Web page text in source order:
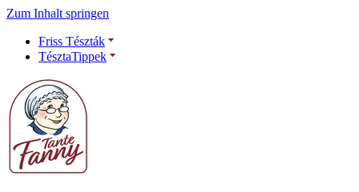
Zum Inhalt springen
Friss Tészták
TésztaTippek